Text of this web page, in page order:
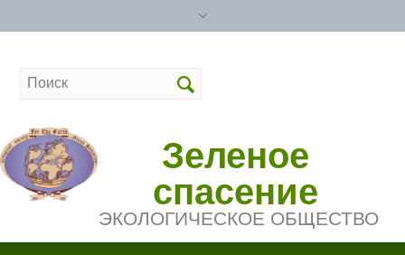
Зеленое
спасение
ЭКОЛОГИЧЕСКОЕ ОБЩЕСТВО